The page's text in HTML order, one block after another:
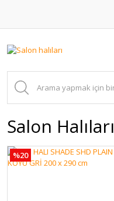
Salon Halıları
%20